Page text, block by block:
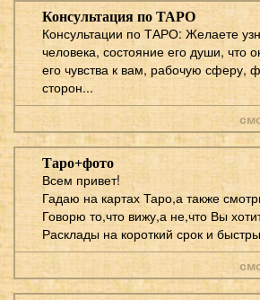
Консультация по ТАРО
Консультации по ТАРО: Желаете
человека, состояние его души, что
его чувства к вам, рабочую сферу,
сторон...
Таро+фото
Всем привет!
Гадаю на картах Таро,а также
Говорю то,что вижу,а не,что Вы
Расклады на короткий срок и